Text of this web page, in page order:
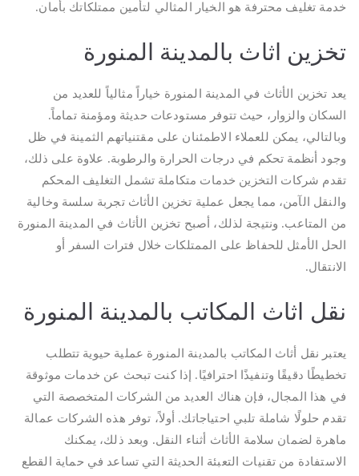
خدمة تغليف محترفة هو الخيار المثالي لتأمين ممتلكاتك بأمان.
تخزين اثاث بالمدينة المنورة
يعد تخزين الأثاث في المدينة المنورة خياراً مثالياً للعديد من
السكان والزوار، حيث تتوفر مستودعات حديثة ومؤمنة تماماً.
وبالتالي، يمكن للعملاء الاطمئنان على مقتنياتهم الثمينة في ظل
وجود أنظمة تحكم في درجات الحرارة والرطوبة. علاوة على ذلك،
تقدم شركات التخزين خدمات متكاملة تشمل التغليف المحكم
والنقل الآمن، مما يجعل عملية تخزين الأثاث تجربة سلسة وخالية
من المتاعب. ونتيجة لذلك، أصبح تخزين الأثاث في المدينة المنورة
الحل الأمثل للحفاظ على الممتلكات خلال فترات السفر أو
الانتقال.
نقل اثاث المكاتب بالمدينة المنورة
يعتبر نقل أثاث المكاتب بالمدينة المنورة عملية حيوية تتطلب
تخطيطًا دقيقًا وتنفيذًا احترافيًا. إذا كنت تبحث عن خدمات موثوقة
في هذا المجال، فإن هناك العديد من الشركات المتخصصة التي
تقدم حلولًا شاملة تلبي احتياجاتك. أولاً، توفر هذه الشركات عمالة
ماهرة لضمان سلامة الأثاث أثناء النقل. وبعد ذلك، يمكنك
الاستفادة من تقنيات التعبئة الحديثة التي تساعد في حماية القطع